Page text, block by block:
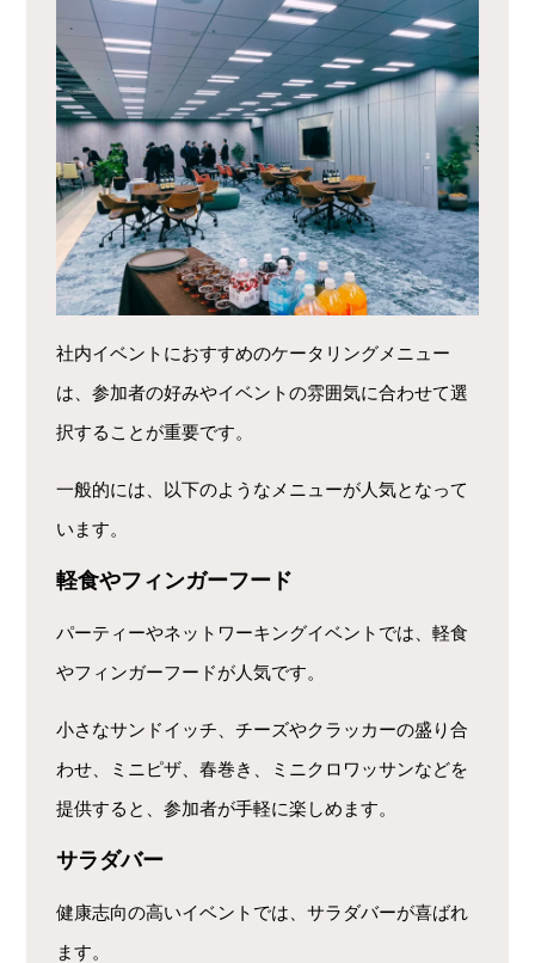
社内イベントにおすすめのケータリングメニュー
は、参加者の好みやイベントの雰囲気に合わせて選
択することが重要です。
一般的には、以下のようなメニューが人気となって
います。
軽食やフィンガーフード
パーティーやネットワーキングイベントでは、軽食
やフィンガーフードが人気です。
小さなサンドイッチ、チーズやクラッカーの盛り合
わせ、ミニピザ、春巻き、ミニクロワッサンなどを
提供すると、参加者が手軽に楽しめます。
サラダバー
健康志向の高いイベントでは、サラダバーが喜ばれ
ます。